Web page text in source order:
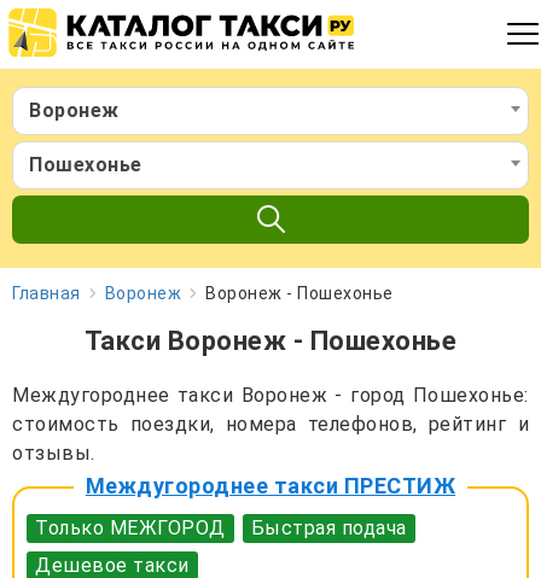
Воронеж
Пошехонье
Главная Воронеж Воронеж - Пошехонье
Такси Воронеж - Пошехонье
Междугороднее такси Воронеж - город Пошехонье:
стоимость поездки, номера телефонов, рейтинг и
отзывы.
Междугороднее такси ПРЕСТИЖ
Только МЕЖГОРОД
Быстрая подача
Дешевое такси